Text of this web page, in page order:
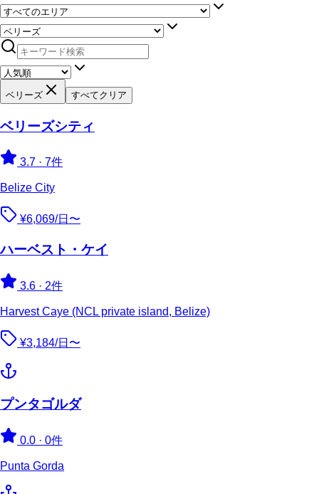
ベリーズ すべてクリア
ベリーズシティ
3.7 · 7件
Belize City
¥6,069/日〜
ハーベスト・ケイ
3.6 · 2件
Harvest Caye (NCL private island, Belize)
¥3,184/日〜
プンタゴルダ
0.0 · 0件
Punta Gorda